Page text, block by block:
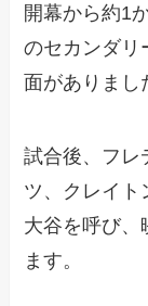
開幕から約1
のセカンダリ
面がありまし
試合後、フレ
ツ、クレイト
大谷を呼び、
ます。